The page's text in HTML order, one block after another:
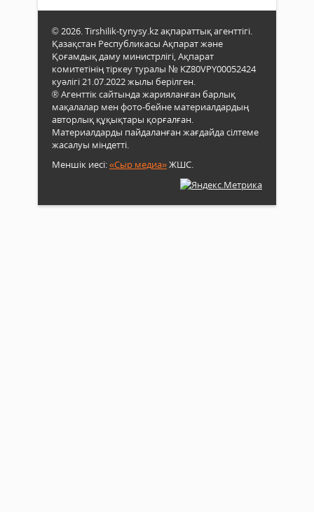
© 2026. Tirshilik-tynysy.kz ақпараттық агенттігі.
Қазақстан Республикасы Ақпарат және
Қоғамдық даму министрлігі, Ақпарат
комитетінің тіркеу туралы № KZ80VPY00052424
куәлігі 21.07.2022 жылы берілген.
® Агенттік сайтында жарияланған барлық
мақалалар мен фото-бейне материалдардың
авторлық құқықтары қорғалған.
Материалдарды пайдаланған жағдайда сілтеме
жасалуы міндетті.
Меншік иесі:«Сыр медиа»ЖШС.